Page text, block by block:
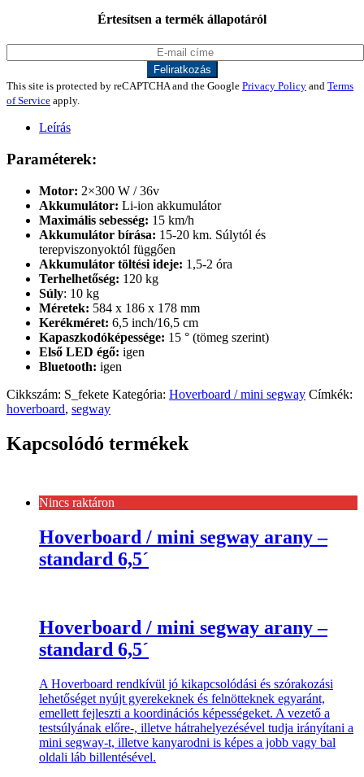
Értesítsen a termék állapotáról
This site is protected by reCAPTCHA and the Google Privacy Policy and Terms
of Service apply.
Leírás
Paraméterek:
Motor: 2×300 W / 36v
Akkumulátor: Li-ion akkumulátor
Maximális sebesség: 15 km/h
Akkumulátor bírása: 15-20 km. Súlytól és
terepviszonyoktól függően
Akkumulátor töltési ideje: 1,5-2 óra
Terhelhetőség: 120 kg
Súly: 10 kg
Méretek: 584 x 186 x 178 mm
Kerékméret: 6,5 inch/16,5 cm
Kapaszkodóképessége: 15 ° (tömeg szerint)
Első LED égő: igen
Bluetooth: igen
Cikkszám: S_fekete Kategória: Hoverboard / mini segway Címkék:
hoverboard, segway
Kapcsolódó termékek
Nincs raktáron
Hoverboard / mini segway arany –
standard 6,5´
Hoverboard / mini segway arany –
standard 6,5´
A Hoverboard rendkívül jó kikapcsolódási és szórakozási
lehetőséget nyújt gyerekeknek és felnötteknek egyaránt,
emellett fejleszti a koordinációs képességeket. A vezető a
testsúlyának előre-, illetve hátrahelyezésével tudja irányítani a
mini segway-t, illetve kanyarodni is képes a jobb vagy bal
oldali láb billentésével.